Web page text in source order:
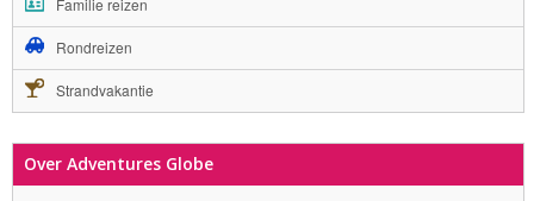
Familie reizen
Rondreizen
Strandvakantie
Over Adventures Globe